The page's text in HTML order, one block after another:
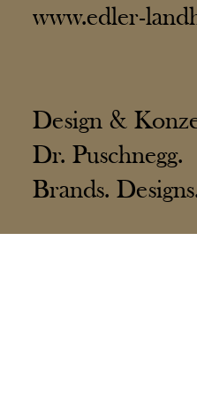
www.edler-
Design &
Dr. Puschnegg.
Brands.